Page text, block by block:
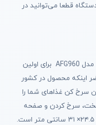
قطعا می‌توانید در
سرخ کن نوتریکوک بدون روغن نوتریکوک مدل AFG960 برای اولین
اینکه محصول در کشور
سرخ کن غذاهای شما را
سرخ کردن و صفحه
گریل این دستگاه به ترتیب ۸.۵, ۶ لیتری و ۲۴.۵× ۳۱ سانتی متر است.